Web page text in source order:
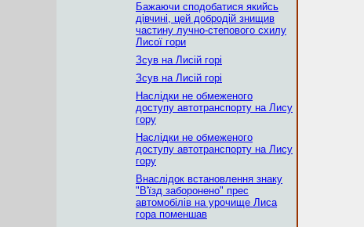
Бажаючи сподобатися якийсь
дівчині, цей добродій знищив
частину лучно-степового схилу
Лисої гори
Зсув на Лисій горі
Зсув на Лисій горі
Наслідки не обмеженого
доступу автотранспорту на Лису
гору
Наслідки не обмеженого
доступу автотранспорту на Лису
гору
Внаслідок встановлення знаку
"В'їзд заборонено" прес
автомобілів на урочище Лиса
гора поменшав